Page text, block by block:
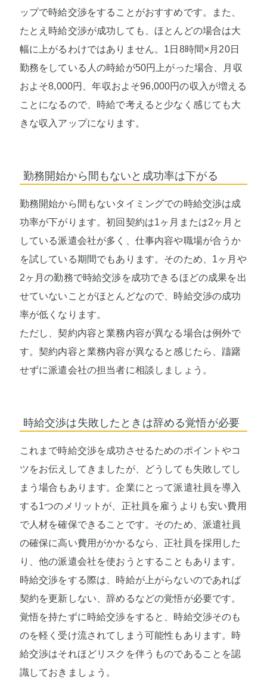
ップで時給交渉をすることがおすすめです。また、
たとえ時給交渉が成功しても、ほとんどの場合は大
幅に上がるわけではありません。1日8時間×月20日
勤務をしている人の時給が50円上がった場合、月収
およそ8,000円、年収およそ96,000円の収入が増える
ことになるので、時給で考えると少なく感じても大
きな収入アップになります。
勤務開始から間もないと成功率は下がる
勤務開始から間もないタイミングでの時給交渉は成
功率が下がります。初回契約は1ヶ月または2ヶ月と
している派遣会社が多く、仕事内容や職場が合うか
を試している期間でもあります。そのため、1ヶ月や
2ヶ月の勤務で時給交渉を成功できるほどの成果を出
せていないことがほとんどなので、時給交渉の成功
率が低くなります。
ただし、契約内容と業務内容が異なる場合は例外で
す。契約内容と業務内容が異なると感じたら、躊躇
せずに派遣会社の担当者に相談しましょう。
時給交渉は失敗したときは辞める覚悟が必要
これまで時給交渉を成功させるためのポイントやコ
ツをお伝えしてきましたが、どうしても失敗してし
まう場合もあります。企業にとって派遣社員を導入
する1つのメリットが、正社員を雇うよりも安い費用
で人材を確保できることです。そのため、派遣社員
の確保に高い費用がかかるなら、正社員を採用した
り、他の派遣会社を使おうとすることもあります。
時給交渉をする際は、時給が上がらないのであれば
契約を更新しない、辞めるなどの覚悟が必要です。
覚悟を持たずに時給交渉をすると、時給交渉そのも
のを軽く受け流されてしまう可能性もあります。時
給交渉はそれほどリスクを伴うものであることを認
識しておきましょう。